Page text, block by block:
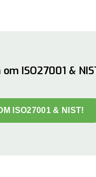
ISO27001 &
ISO27001 & NIST!